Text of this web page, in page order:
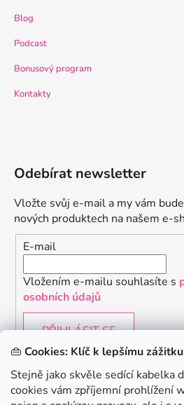
👜 Cookies: Klíč k lepšímu
Stejně jako skvěle sedící kabelka
cookies vám zpříjemní prohlížení
Blog
Podcast
Bonusový program
Kontakty
Odebírat newsletter
Vložte svůj e-mail a my vám
nových produktech na našem e-
E-mail
Vložením e-mailu souhlasíte s
osobních údajů
PŘIHLÁSIT SE
Chceš získat slevu 150Kč na svůj